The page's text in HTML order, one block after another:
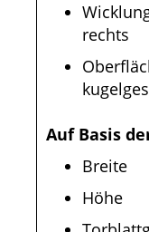
rechts
Auf Basis
Breite
Höhe